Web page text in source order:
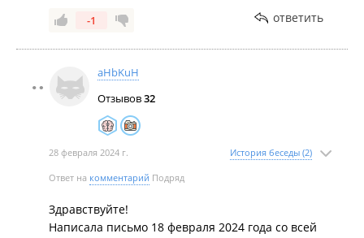
-1 ответить
aHbKuH
Отзывов32
28 февраля 2024 г. История беседы (2)
Ответ на комментарий Подряд
Здравствуйте!
Написала письмо 18 февраля 2024 года со всей